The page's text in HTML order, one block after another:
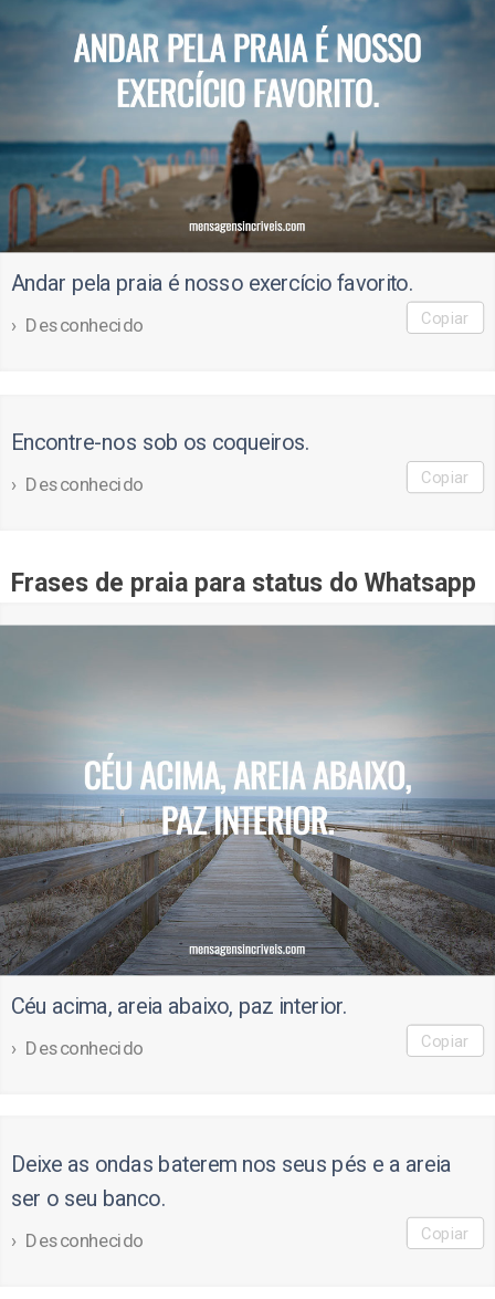
Andar pela praia é nosso exercício favorito.
Desconhecido Copiar
Encontre-nos sob os coqueiros.
Desconhecido Copiar
Frases de praia para status do Whatsapp
Céu acima, areia abaixo, paz interior.
Desconhecido Copiar
Deixe as ondas baterem nos seus pés e a areia
ser o seu banco.
Desconhecido Copiar